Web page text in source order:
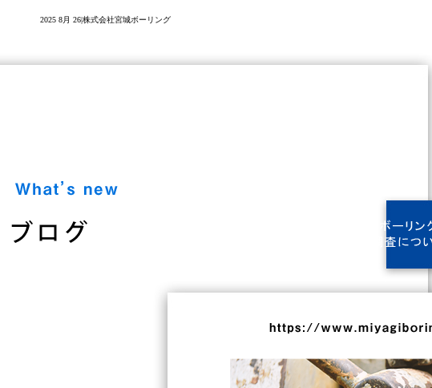
2025 8月 26|株式会社宮城ボーリング